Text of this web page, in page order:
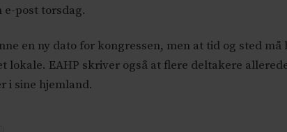
e-post torsdag.
en ny dato for kongressen, men at tid og sted
lokale. EAHP skriver også at flere deltakere
i sine hjemland.